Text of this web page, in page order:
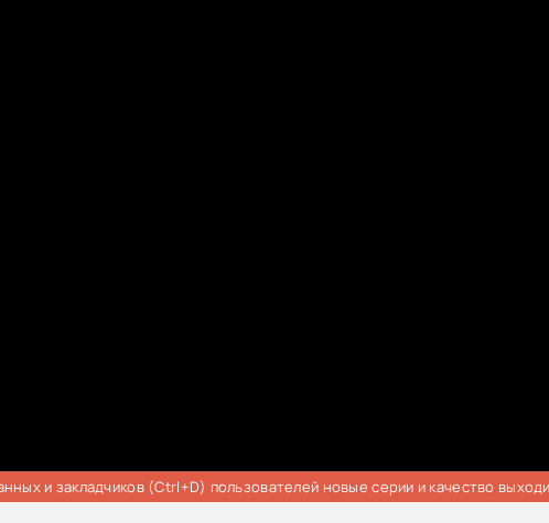
и закладчиков (Ctrl+D) пользователей новые серии и качество